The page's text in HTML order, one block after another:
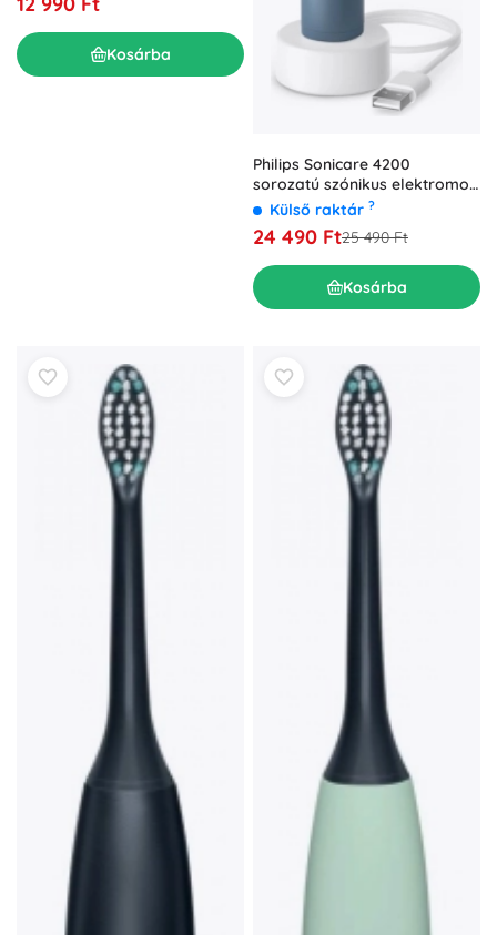
Kosárba
Philips Sonicare 4200
sorozatú szónikus elektromos
fogkefe
Külső raktár ?
24 490 Ft25 490 Ft
Kosárba